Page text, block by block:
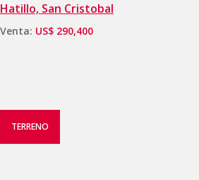
Hatillo, San Cristobal
Venta: US$ 290,400
TERRENO